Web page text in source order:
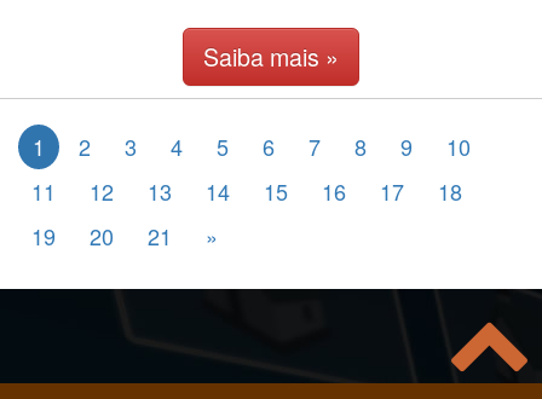
Saiba mais »
1 2 3 4 5 6 7 8 9
10
11
12 13 14 15 16 17
18
19
20 21 »